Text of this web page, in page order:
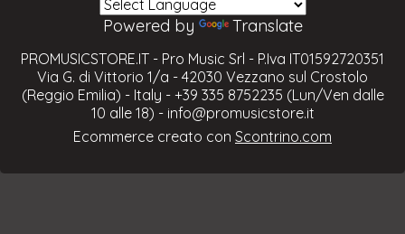
Powered by Translate
PROMUSICSTORE.IT - Pro Music Srl - P.Iva IT01592720351
Via G. di Vittorio 1/a - 42030 Vezzano sul Crostolo
(Reggio Emilia) - Italy - +39 335 8752235 (Lun/Ven dalle
10 alle 18) - info@promusicstore.it
Ecommerce creato con Scontrino.com